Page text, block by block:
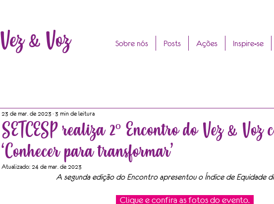
Vez & Voz Sobre nós Posts Ações Inspire-se
SETCESP realiza 2º Encontro do Vez & Voz
‘Conhecer para transformar’
23 de mar. de 2023 3 min de leitura
Atualizado: 24 de mar. de 2023
A segunda edição do Encontro apresentou o Índice de Equidade
Clique e confira as fotos do evento.